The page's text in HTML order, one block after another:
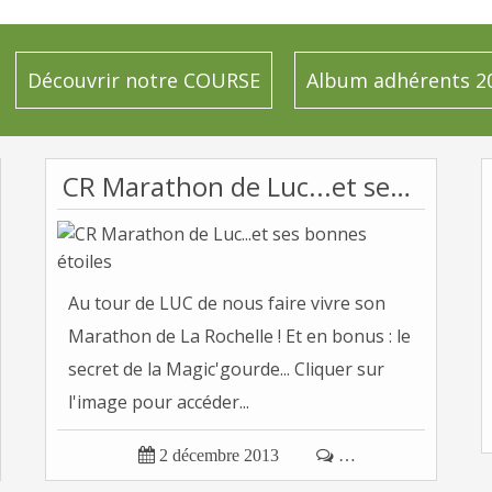
Découvrir notre COURSE Album adhérents
CR Marathon de Luc...et ses bonnes étoiles
Au tour de LUC de nous faire vivre son
Marathon de La Rochelle ! Et en bonus : le
secret de la Magic'gourde... Cliquer sur
l'image pour accéder...
 2 décembre 2013  …